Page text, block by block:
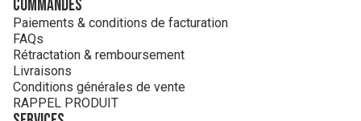
Commandes
Paiements & conditions de facturation
FAQs
Rétractation & remboursement
Livraisons
Conditions générales de vente
RAPPEL PRODUIT